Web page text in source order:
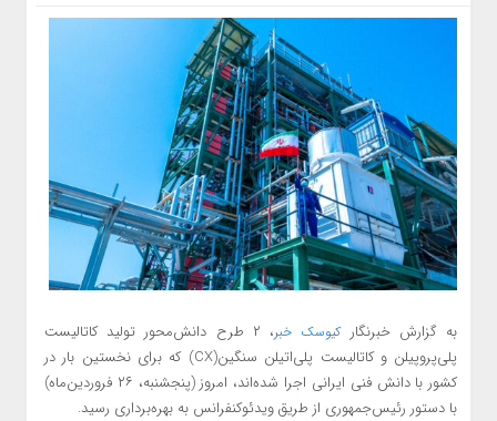
به گزارش خبرنگار کیوسک خبر
، ۲ طرح دانش‌محور تولید کاتالیست
پلی‌پروپیلن و کاتالیست پلی‌اتیلن سنگین(CX) که برای نخستین بار در
کشور با دانش فنی ایرانی اجرا شده‌اند، امروز (پنجشنبه، ۲۶ فروردین‌ماه)
با دستور رئیس‌جمهوری از طریق ویدئوکنفرانس به بهره‌برداری رسید.